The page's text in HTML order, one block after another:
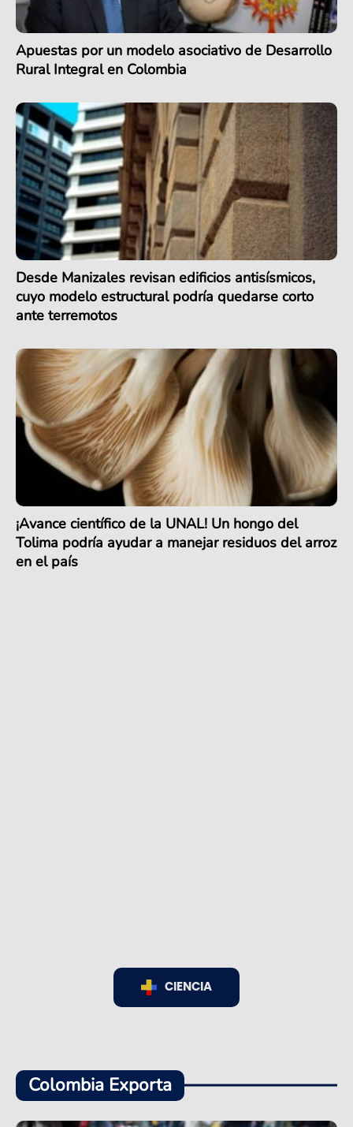
Apuestas por un modelo asociativo de Desarrollo
Rural Integral en Colombia
Desde Manizales revisan edificios antisísmicos,
cuyo modelo estructural podría quedarse corto
ante terremotos
¡Avance científico de la UNAL! Un hongo del
Tolima podría ayudar a manejar residuos del arroz
en el país
CIENCIA
Colombia Exporta